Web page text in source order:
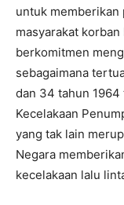
untuk memberikan
masyarakat
berkomitmen
sebagaimana
dan 34 tahun 1964
Kecelakaan
yang tak lain
Negara
kecelakaan lalu